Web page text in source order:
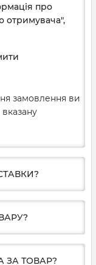
про
отримувача",
замовлення ви
ЗА ТОВАР?